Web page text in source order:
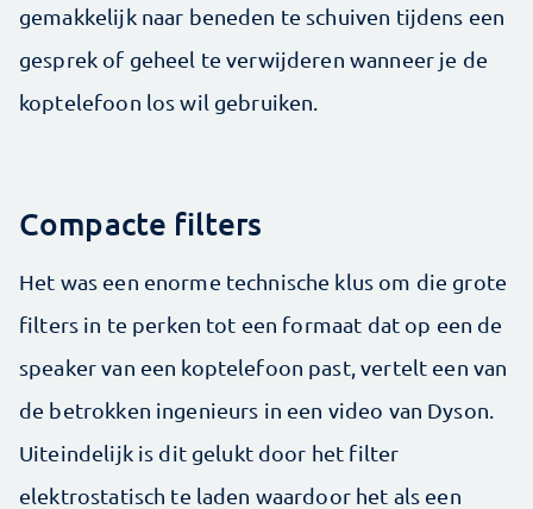
gemakkelijk naar beneden te schuiven tijdens een
gesprek of geheel te verwijderen wanneer je de
koptelefoon los wil gebruiken.
Compacte filters
Het was een enorme technische klus om die grote
filters in te perken tot een formaat dat op een de
speaker van een koptelefoon past, vertelt een van
de betrokken ingenieurs in een video van Dyson.
Uiteindelijk is dit gelukt door het filter
elektrostatisch te laden waardoor het als een